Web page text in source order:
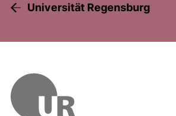
Universität Regensburg